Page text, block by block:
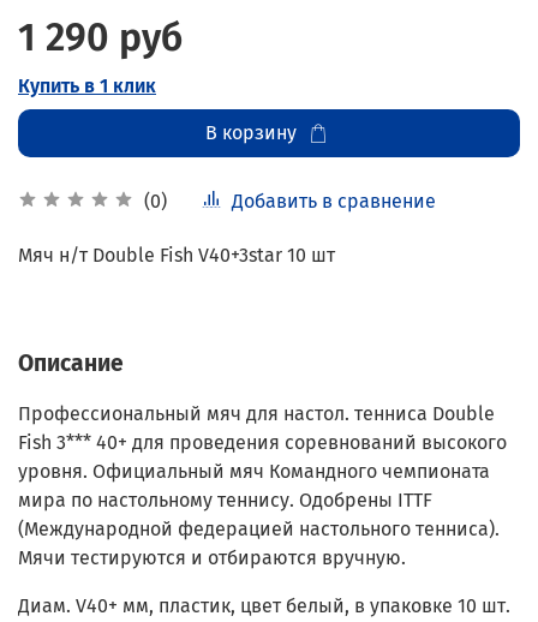
(0) Добавить в сравнение
1 290 руб
Купить в 1 клик
В корзину
Мяч н/т Double Fish V40+3star 10 шт
Описание
Профессиональный мяч для настол. тенниса Double
Fish 3*** 40+ для проведения соревнований высокого
уровня. Официальный мяч Командного чемпионата
мира по настольному теннису. Одобрены ITTF
(Международной федерацией настольного тенниса).
Мячи тестируются и отбираются вручную.
Диам. V40+ мм, пластик, цвет белый, в упаковке 10 шт.